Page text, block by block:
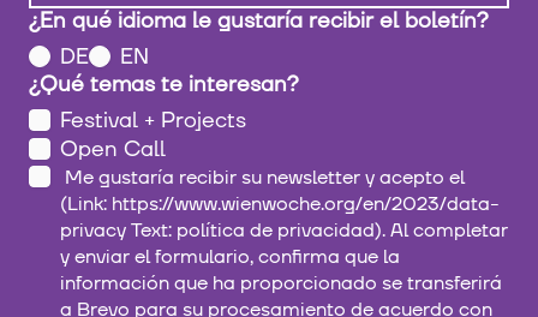
¿En qué idioma le gustaría recibir el boletín?
DE
EN
¿Qué temas te interesan?
Festival + Projects
Open Call
(Link: https://www.wienwoche.org/en/2023/data-
privacy Text: política de privacidad). Al completar
y enviar el formulario, confirma que la
información que ha proporcionado se transferirá
a Brevo para su procesamiento de acuerdo con